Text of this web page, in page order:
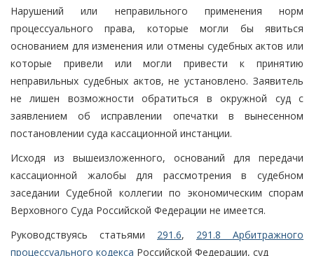
Нарушений или неправильного применения норм
процессуального права, которые могли бы явиться
основанием для изменения или отмены судебных актов или
которые привели или могли привести к принятию
неправильных судебных актов, не установлено. Заявитель
не лишен возможности обратиться в окружной суд с
заявлением об исправлении опечатки в вынесенном
постановлении суда кассационной инстанции.
Исходя из вышеизложенного, оснований для передачи
кассационной жалобы для рассмотрения в судебном
заседании Судебной коллегии по экономическим спорам
Верховного Суда Российской Федерации не имеется.
Руководствуясь статьями 291.6, 291.8 Арбитражного
процессуального кодекса Российской Федерации, суд